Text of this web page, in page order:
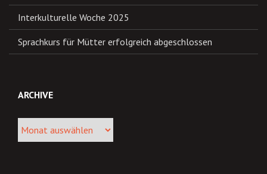
Interkulturelle Woche 2025
Sprachkurs für Mütter erfolgreich abgeschlossen
ARCHIVE
Archive